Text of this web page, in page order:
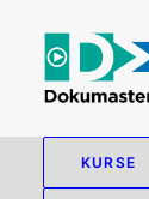
KURSE